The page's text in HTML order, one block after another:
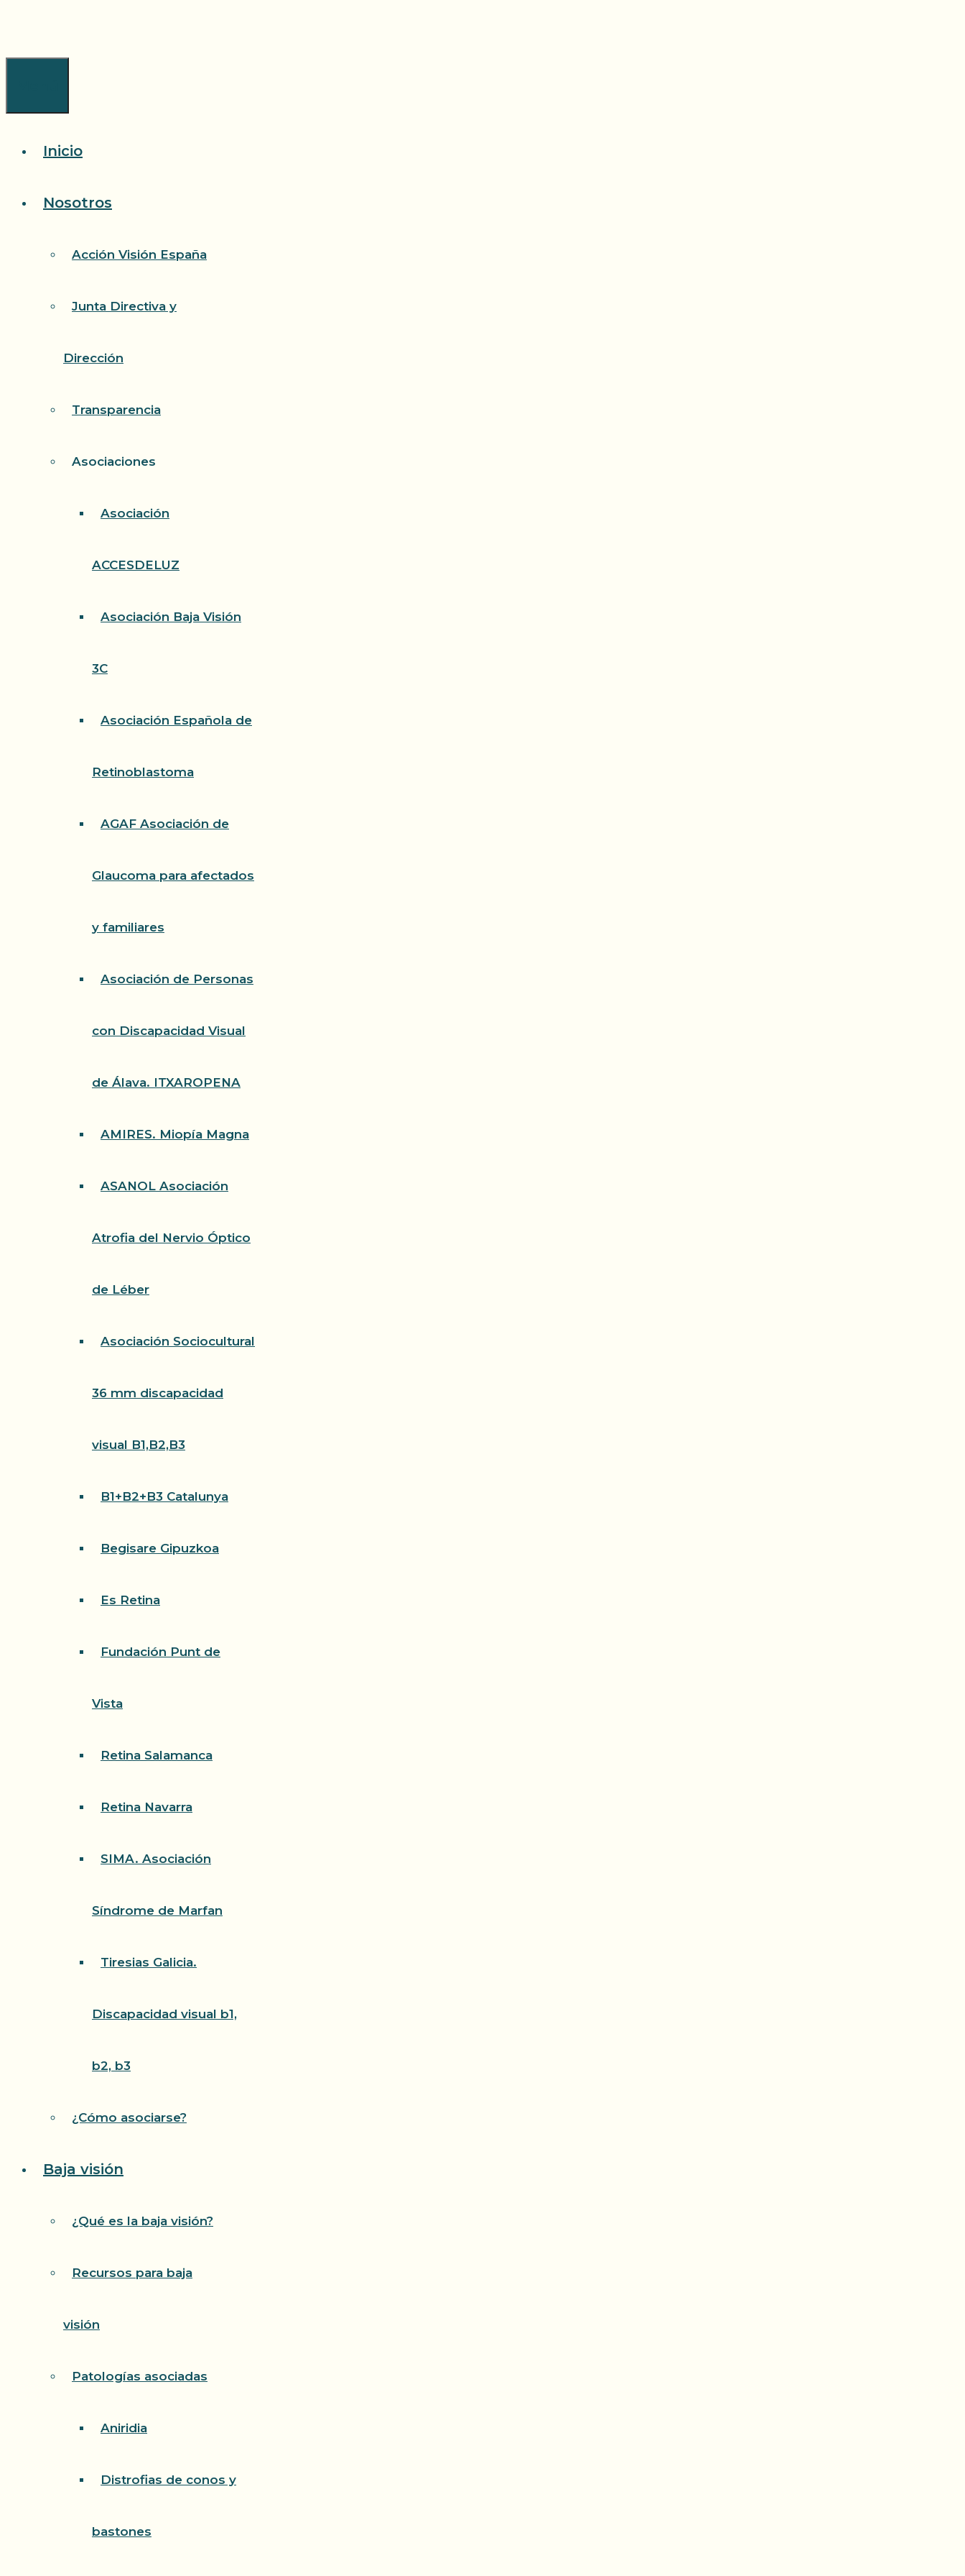
Inicio
Nosotros
Acción Visión España
Junta Directiva y
Dirección
Transparencia
Asociaciones
Asociación
ACCESDELUZ
Asociación Baja Visión
3C
Asociación Española de
Retinoblastoma
AGAF Asociación de
Glaucoma para afectados
y familiares
Asociación de Personas
con Discapacidad Visual
de Álava. ITXAROPENA
AMIRES. Miopía Magna
ASANOL Asociación
Atrofia del Nervio Óptico
de Léber
Asociación Sociocultural
36 mm discapacidad
visual B1,B2,B3
B1+B2+B3 Catalunya
Begisare Gipuzkoa
Es Retina
Fundación Punt de
Vista
Retina Salamanca
Retina Navarra
SIMA. Asociación
Síndrome de Marfan
Tiresias Galicia.
Discapacidad visual b1,
b2, b3
¿Cómo asociarse?
Baja visión
¿Qué es la baja visión?
Recursos para baja
visión
Patologías asociadas
Aniridia
Distrofias de conos y
bastones